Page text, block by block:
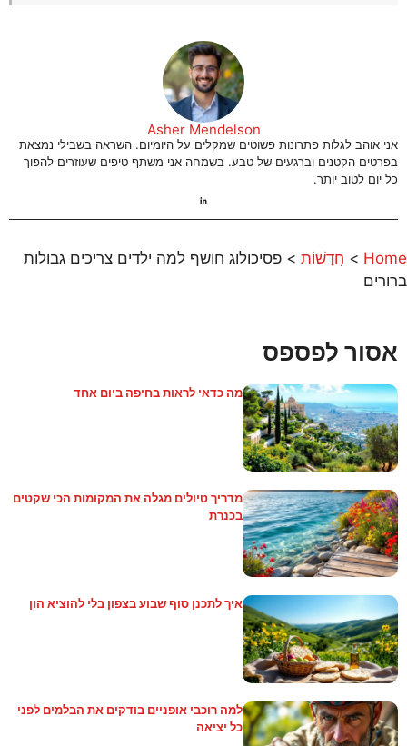
Asher Mendelson
אני אוהב לגלות פתרונות פשוטים שמקלים על היומיום. השראה בשבילי נמצאת
בפרטים הקטנים וברגעים של טבע. בשמחה אני משתף טיפים שעוזרים להפוך
כל יום לטוב יותר.
Home
> חֲדָשׁוֹת > פסיכולוג חושף למה ילדים צריכים גבולות
ברורים
אסור לפספס
מה כדאי לראות בחיפה ביום אחד
מדריך טיולים מגלה את המקומות הכי שקטים
בכנרת
איך לתכנן סוף שבוע בצפון בלי להוציא הון
למה רוכבי אופניים בודקים את הבלמים לפני
כל יציאה